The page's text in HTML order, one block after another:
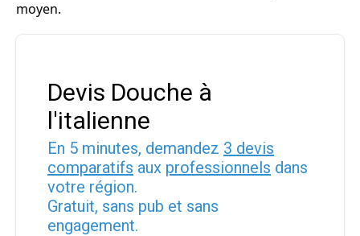
moyen.
Devis Douche à
l'italienne
En 5 minutes, demandez 3 devis
comparatifs aux professionnels dans
votre région.
Gratuit, sans pub et sans
engagement.